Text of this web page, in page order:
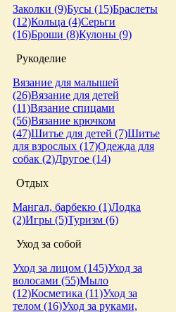
Заколки (9)Бусы (15)Браслеты
(12)Кольца (4)Серьги
(16)Броши (8)Кулоны (9)
Рукоделие
Вязание для малышей
(26)Вязание для детей
(11)Вязание спицами
(56)Вязание крючком
(47)Шитье для детей (7)Шитье
для взрослых (17)Одежда для
собак (2)Другое (14)
Отдых
Мангал, барбекю (1)Лодка
(2)Игры (5)Туризм (6)
Уход за собой
Уход за лицом (145)Уход за
волосами (55)Мыло
(12)Косметика (11)Уход за
телом (16)Уход за руками,